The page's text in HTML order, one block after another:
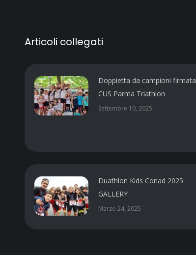
Articoli collegati
Doppietta da campioni firmata
CUS Parma Triathlon
Settembre 10, 2025
Duathlon Kids Conad 2025
GALLERY
Marzo 24, 2025